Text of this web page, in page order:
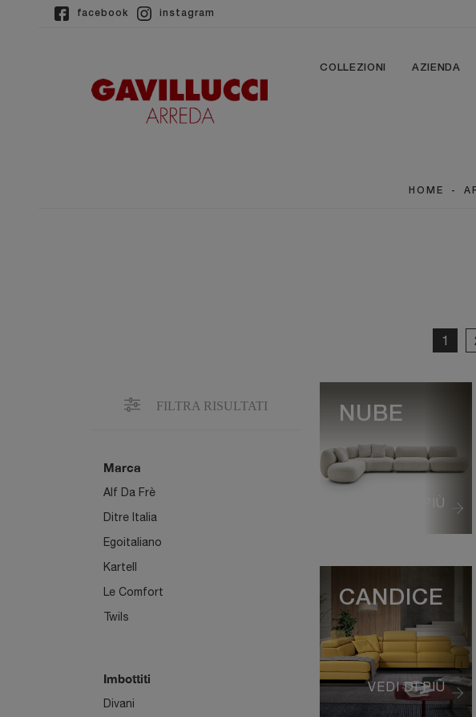
facebook instagram
COLLEZIONI AZIENDA
HOME -
1
FILTRA RISULTATI
Marca
Alf Da Frè
Ditre Italia
Egoitaliano
Kartell
Le Comfort
Twils
Imbottiti
Divani
VEDI DI PIÙ
NUBE
VEDI DI PIÙ
CANDICE